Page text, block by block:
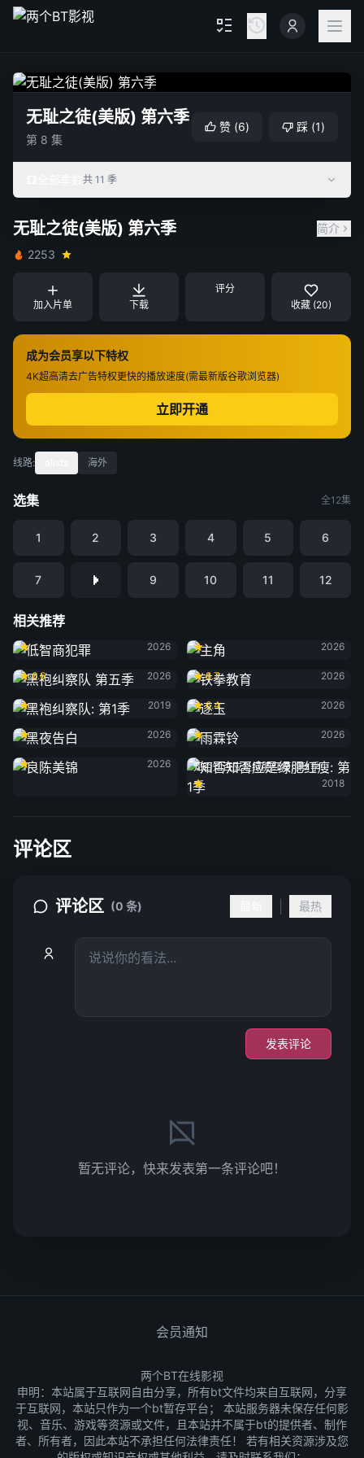
无耻之徒(美版) 第六季
第 8 集
赞 (6) 踩 (1)
共 11 季
无耻之徒(美版) 第六季
简介
2253
加入片单 下载
评分
收藏 (20)
成为会员享以下特权
4K超高清去广告特权更快的播放速度(需最新版谷歌浏览器)
立即开通
线路: 海外
选集 全12集
1 2 3 4 5 6
7 9 10 11 12
相关推荐
低智商犯罪
2026
2026
黑袍纠察队 第五季
6.6
2026
铁拳教育
8.7
2026
黑袍纠察队: 第1季
2019
逐玉
6.4
2026
黑夜告白
2026
雨霖铃
2026
良陈美锦
2026
知否知否应是绿肥红瘦: 第1季
2018
评论区
评论区 (0 条) 最热
发表评论
暂无评论，快来发表第一条评论吧！
会员通知
两个BT在线影视
申明：本站属于互联网自由分享，所有bt文件均来自互联网，分享
于互联网，本站只作为一个bt暂存平台； 本站服务器未保存任何影
视、音乐、游戏等资源或文件，且本站并不属于bt的提供者、制作
者、所有者，因此本站不承担任何法律责任！ 若有相关资源涉及您